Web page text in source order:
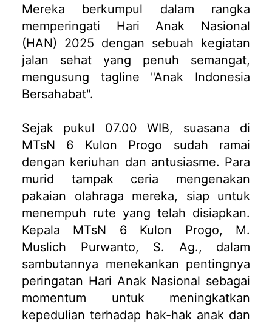
Mereka berkumpul dalam rangka
memperingati Hari Anak Nasional
(HAN) 2025 dengan sebuah kegiatan
jalan sehat yang penuh semangat,
mengusung tagline "Anak Indonesia
Bersahabat".
Sejak pukul 07.00 WIB, suasana di
MTsN 6 Kulon Progo sudah ramai
dengan keriuhan dan antusiasme. Para
murid tampak ceria mengenakan
pakaian olahraga mereka, siap untuk
menempuh rute yang telah disiapkan.
Kepala MTsN 6 Kulon Progo, M.
Muslich Purwanto, S. Ag., dalam
sambutannya menekankan pentingnya
peringatan Hari Anak Nasional sebagai
momentum untuk meningkatkan
kepedulian terhadap hak-hak anak dan